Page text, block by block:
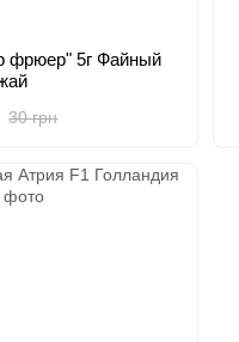
фрюер" 5г Файный
30 грн